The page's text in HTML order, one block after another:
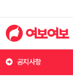
공지사항